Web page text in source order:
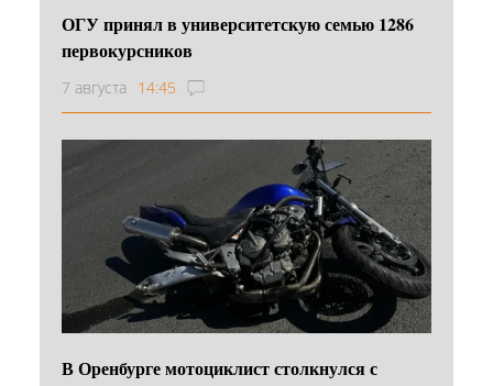
ОГУ принял в университетскую семью 1286
первокурсников
7 августа 14:45
В Оренбурге мотоциклист столкнулся с